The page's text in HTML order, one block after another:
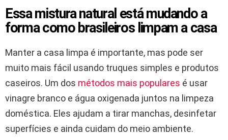
Essa mistura natural está mudando a
forma como brasileiros limpam a casa
Manter a casa limpa é importante, mas pode ser
muito mais fácil usando truques simples e produtos
caseiros. Um dos métodos mais populares é usar
vinagre branco e água oxigenada juntos na limpeza
doméstica. Eles ajudam a tirar manchas, desinfetar
superfícies e ainda cuidam do meio ambiente.